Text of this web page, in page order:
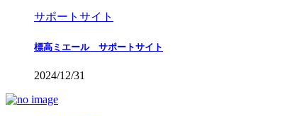
サポートサイト
標高ミエール サポートサイト
2024/12/31